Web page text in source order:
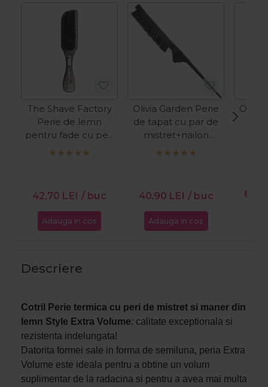
The Shave Factory
Perie de lemn
pentru fade cu peri
de mistret S
42,70 LEI / buc
Adauga in cos
Olivia Garden Perie
de tapat cu par de
mistret+nailon
Expert Style Up
40,90 LEI / buc
Adauga in cos
Olivia
Descriere
Cotril Perie termica cu peri de mistret si maner din
lemn Style Extra Volume: calitate exceptionala si
rezistenta indelungata!
Datorita formei sale in forma de semiluna, peria Extra
Volume este ideala pentru a obtine un volum
suplimentar de la radacina si pentru a avea mai multa